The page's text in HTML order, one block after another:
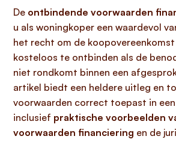
De ontbindende voorwaarden
u als woningkoper een waardevol
het recht om de koopovereenkomst
kosteloos te ontbinden als de
niet rondkomt binnen een
artikel biedt een heldere uitleg en
voorwaarden correct toepast in
inclusief praktische voorbeelden
voorwaarden financiering en de